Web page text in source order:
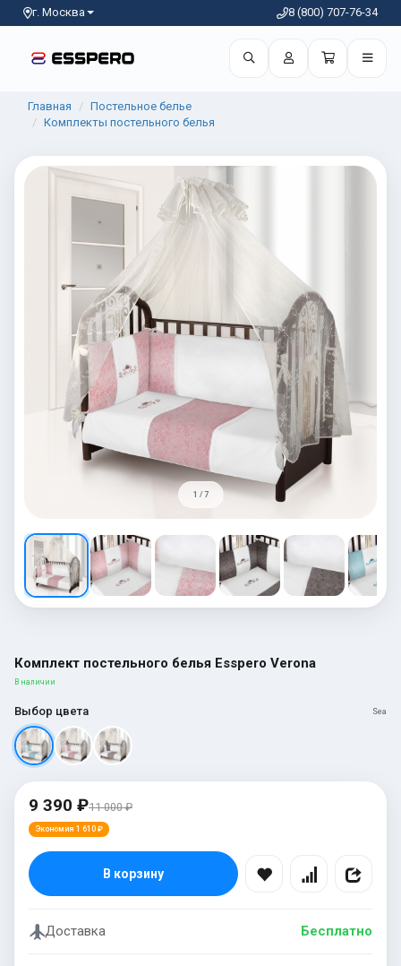
г. Москва 8 (800) 707-76-34
Главная
Постельное белье
Комплекты постельного белья
1 / 7
Комплект постельного белья Esspero Verona
В наличии
Выбор цвета Sea
9 390 ₽11 000 ₽
Экономия 1 610 ₽
В корзину
Доставка Бесплатно